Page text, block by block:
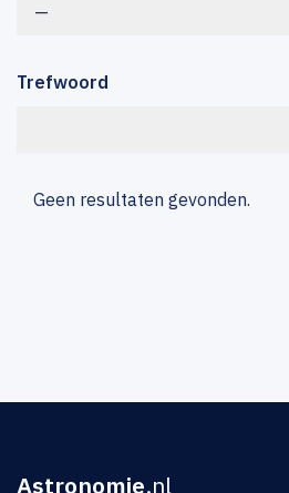
—
Trefwoord
Geen resultaten gevonden.
Astronomie.nl